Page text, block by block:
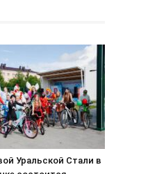
Уральской Стали в